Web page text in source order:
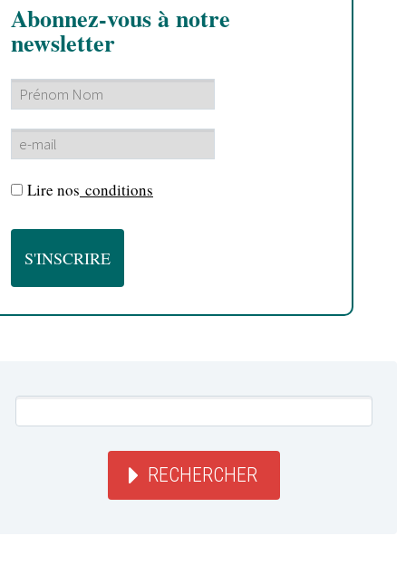
Abonnez-vous à notre
newsletter
Lire nos conditions
RECHERCHER